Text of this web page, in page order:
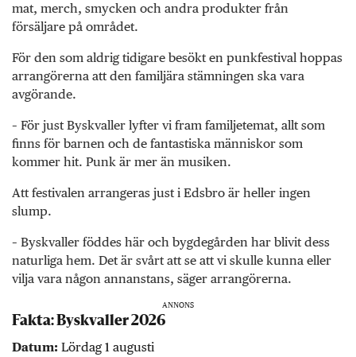
mat, merch, smycken och andra produkter från
försäljare på området.
För den som aldrig tidigare besökt en punkfestival hoppas
arrangörerna att den familjära stämningen ska vara
avgörande.
– För just Byskvaller lyfter vi fram familjetemat, allt som
finns för barnen och de fantastiska människor som
kommer hit. Punk är mer än musiken.
Att festivalen arrangeras just i Edsbro är heller ingen
slump.
– Byskvaller föddes här och bygdegården har blivit dess
naturliga hem. Det är svårt att se att vi skulle kunna eller
vilja vara någon annanstans, säger arrangörerna.
ANNONS
Fakta: Byskvaller 2026
Datum: Lördag 1 augusti